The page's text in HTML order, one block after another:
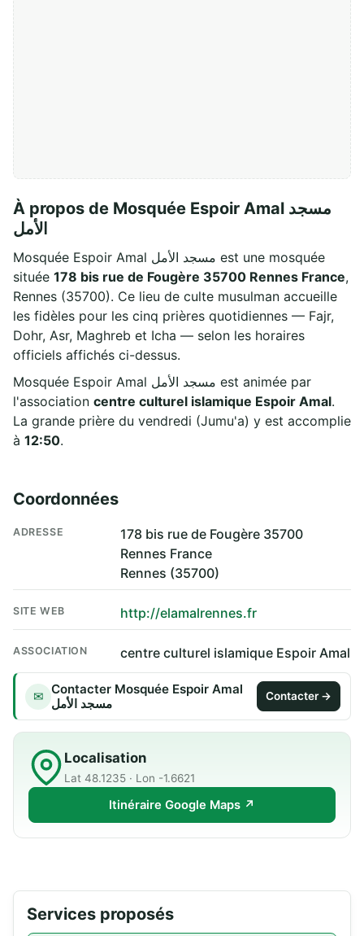
À propos de Mosquée Espoir Amal مسجد
الأمل
Mosquée Espoir Amal مسجد الأمل est une mosquée
située 178 bis rue de Fougère 35700 Rennes France,
Rennes (35700). Ce lieu de culte musulman accueille
les fidèles pour les cinq prières quotidiennes — Fajr,
Dohr, Asr, Maghreb et Icha — selon les horaires
officiels affichés ci-dessus.
Mosquée Espoir Amal مسجد الأمل est animée par
l'association centre culturel islamique Espoir Amal.
La grande prière du vendredi (Jumu'a) y est accomplie
à 12:50.
Coordonnées
ADRESSE
178 bis rue de Fougère 35700
Rennes France
Rennes (35700)
SITE WEB http://elamalrennes.fr
ASSOCIATION centre culturel islamique Espoir Amal
✉ Contacter Mosquée Espoir Amal
مسجد الأمل
Contacter →
Localisation
Lat 48.1235 · Lon -1.6621
Itinéraire Google Maps ↗
Services proposés